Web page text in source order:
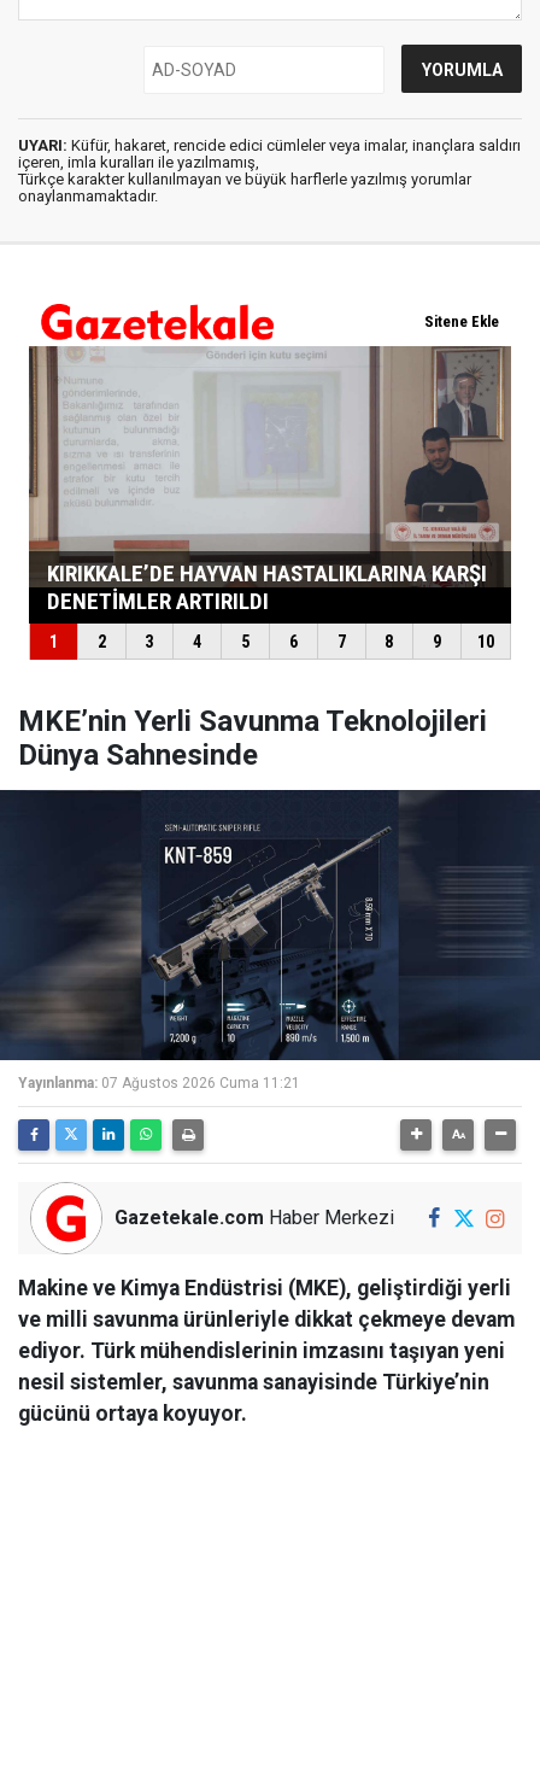
UYARI: Küfür, hakaret, rencide edici cümleler veya imalar, inançlara saldırı
içeren, imla kuralları ile yazılmamış,
Türkçe karakter kullanılmayan ve büyük harflerle yazılmış yorumlar
onaylanmamaktadır.
MKE’nin Yerli Savunma Teknolojileri
Dünya Sahnesinde
Yayınlanma: 07 Ağustos 2026 Cuma 11:21
Gazetekale.com Haber Merkezi
Makine ve Kimya Endüstrisi (MKE), geliştirdiği yerli
ve milli savunma ürünleriyle dikkat çekmeye devam
ediyor. Türk mühendislerinin imzasını taşıyan yeni
nesil sistemler, savunma sanayisinde Türkiye’nin
gücünü ortaya koyuyor.